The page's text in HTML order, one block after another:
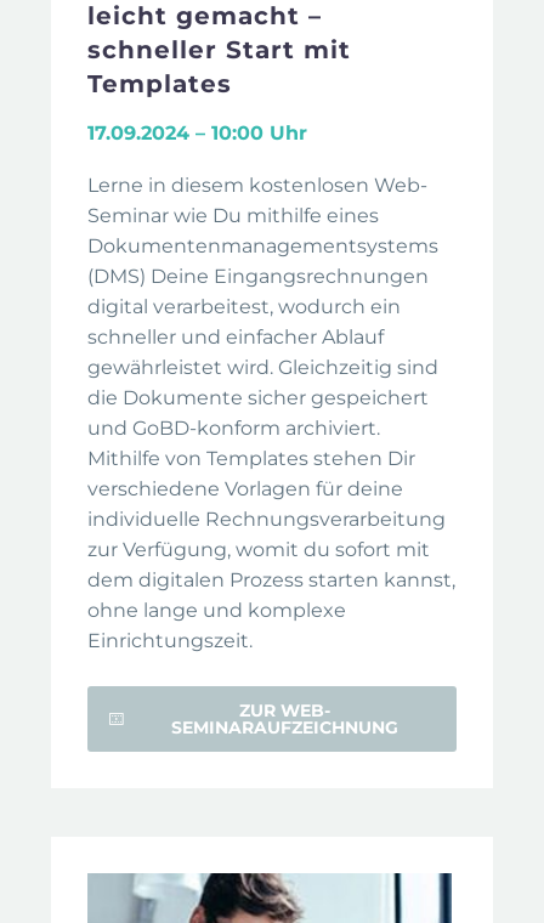
leicht gemacht –
schneller Start mit
Templates
17.09.2024 – 10:00 Uhr
Lerne in diesem kostenlosen Web-
Seminar wie Du mithilfe eines
Dokumentenmanagementsystems
(DMS) Deine Eingangsrechnungen
digital verarbeitest, wodurch ein
schneller und einfacher Ablauf
gewährleistet wird. Gleichzeitig sind
die Dokumente sicher gespeichert
und GoBD-konform archiviert.
Mithilfe von Templates stehen Dir
verschiedene Vorlagen für deine
individuelle Rechnungsverarbeitung
zur Verfügung, womit du sofort mit
dem digitalen Prozess starten kannst,
ohne lange und komplexe
Einrichtungszeit.
ZUR WEB-
SEMINARAUFZEICHNUNG